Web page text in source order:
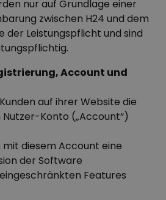
nur auf Grundlage einer
zwischen H24 und dem
der Leistungspflicht und sind
Account und
auf ihrer Website die
Nutzer-Konto („Account“)
mit diesem Account eine
der Software
Features